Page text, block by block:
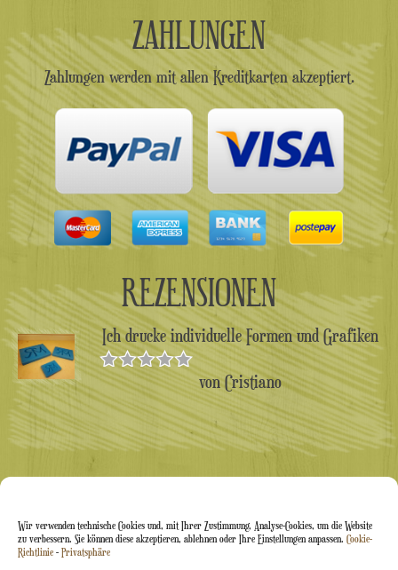
Wir verwenden technische Cookies und, mit Ihrer Zustimmung, Analyse-Cookies, um die Website
zu verbessern. Sie können diese akzeptieren, ablehnen oder Ihre Einstellungen anpassen. Cookie-
Richtlinie - Privatsphäre
ZAHLUNGEN
Zahlungen werden mit allen Kreditkarten akzeptiert.
REZENSIONEN
Ich drucke individuelle Formen und Grafiken
Bewertet
mit5 von 5
von Cristiano